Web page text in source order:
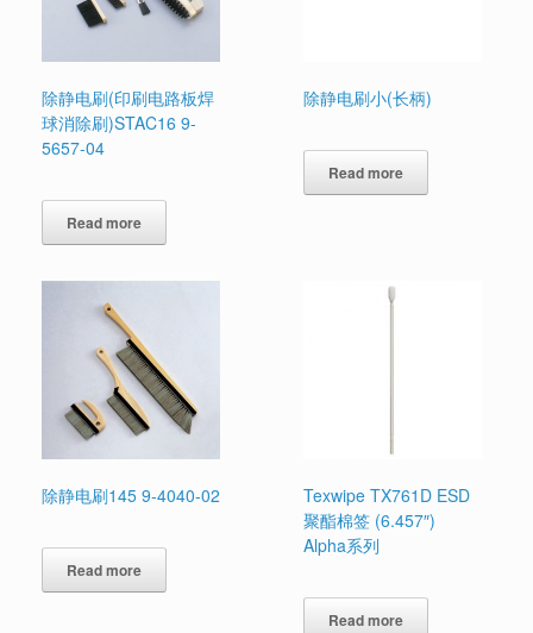
除静电刷(印刷电路板焊
球消除刷)STAC16 9-
5657-04
Read more
除静电刷小(长柄)
Read more
除静电刷145 9-4040-02
Read more
Texwipe TX761D ESD
聚酯棉签 (6.457″)
Alpha系列
Read more